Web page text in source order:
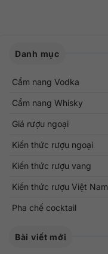
Danh mục
Cẩm nang Vodka
Cẩm nang Whisky
Giá rượu ngoại
Kiến thức rượu ngoại
Kiến thức rượu vang
Kiến thức rượu Việt Nam
Pha chế cocktail
Bài viết mới